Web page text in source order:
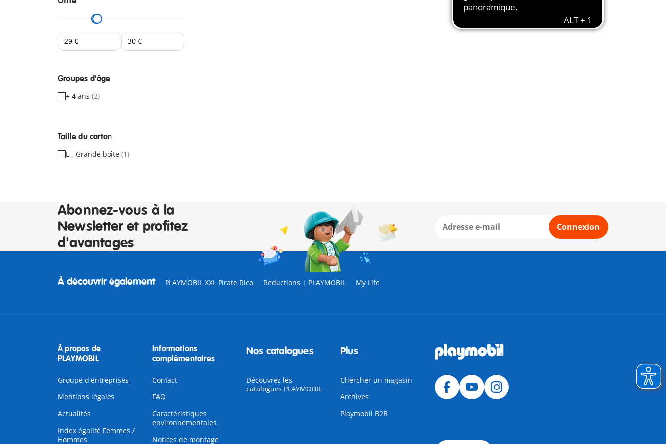
Groupes d'âge
+ 4 ans (2)
Taille du carton
L - Grande boîte (1)
Abonnez-vous à la
Newsletter et profitez
d'avantages
Connexion
À découvrir également PLAYMOBIL XXL Pirate Rico Reductions | PLAYMOBIL My Life
À propos de
PLAYMOBIL
Groupe d'entreprises
Mentions légales
Actualités
Index égalité Femmes /
Hommes
Informations
complémentaires
Contact
FAQ
Caractéristiques
environnementales
Notices de montage
Nos catalogues
Découvrez les
catalogues PLAYMOBIL
Plus
Chercher un magasin
Archives
Playmobil B2B